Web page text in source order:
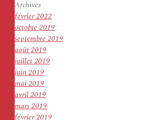
Archives
février 2022
octobre 2019
septembre 2019
août 2019
juillet 2019
juin 2019
mai 2019
avril 2019
mars 2019
février 2019